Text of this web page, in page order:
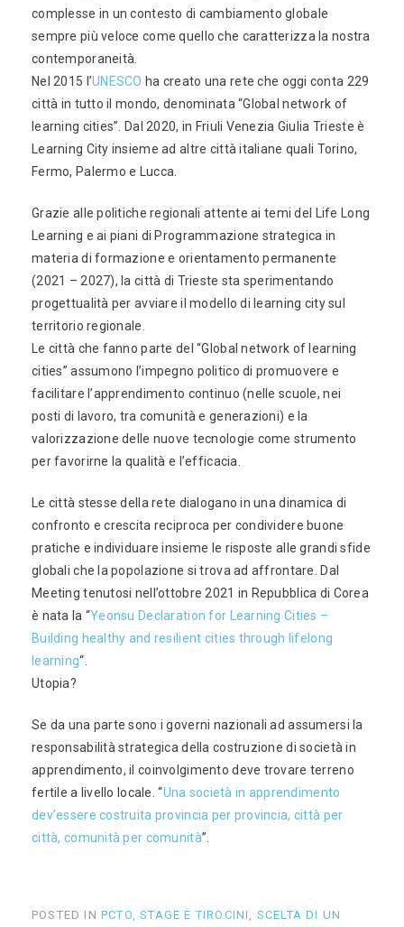
complesse in un contesto di cambiamento globale
sempre più veloce come quello che caratterizza la nostra
contemporaneità.
Nel 2015 l’UNESCO ha creato una rete che oggi conta 229
città in tutto il mondo, denominata “Global network of
learning cities”. Dal 2020, in Friuli Venezia Giulia Trieste è
Learning City insieme ad altre città italiane quali Torino,
Fermo, Palermo e Lucca.
Grazie alle politiche regionali attente ai temi del Life Long
Learning e ai piani di Programmazione strategica in
materia di formazione e orientamento permanente
(2021 – 2027), la città di Trieste sta sperimentando
progettualità per avviare il modello di learning city sul
territorio regionale.
Le città che fanno parte del “Global network of learning
cities” assumono l’impegno politico di promuovere e
facilitare l’apprendimento continuo (nelle scuole, nei
posti di lavoro, tra comunità e generazioni) e la
valorizzazione delle nuove tecnologie come strumento
per favorirne la qualità e l’efficacia.
Le città stesse della rete dialogano in una dinamica di
confronto e crescita reciproca per condividere buone
pratiche e individuare insieme le risposte alle grandi sfide
globali che la popolazione si trova ad affrontare. Dal
Meeting tenutosi nell’ottobre 2021 in Repubblica di Corea
è nata la “Yeonsu Declaration for Learning Cities –
Building healthy and resilient cities through lifelong
learning“.
Utopia?
Se da una parte sono i governi nazionali ad assumersi la
responsabilità strategica della costruzione di società in
apprendimento, il coinvolgimento deve trovare terreno
fertile a livello locale. “Una società in apprendimento
dev’essere costruita provincia per provincia, città per
città, comunità per comunità”.
POSTED IN PCTO, STAGE E TIROCINI , SCELTA DI UN